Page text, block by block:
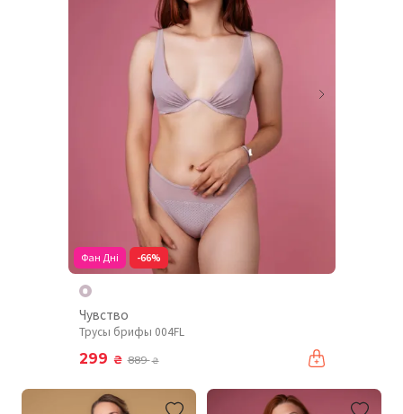
Фан Дні -66%
Чувство
Трусы брифы 004FL
299 ₴ 889₴